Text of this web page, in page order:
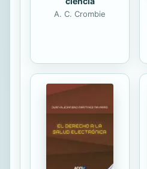
A. C. Crombie